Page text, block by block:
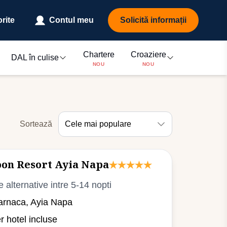
Contul meu Solicită informații
DAL în culise Chartere
NOU
Croaziere
NOU
Sortează Cele mai populare
Resort Ayia Napa
alternative intre 5-14 nopti
Ayia Napa
hotel incluse